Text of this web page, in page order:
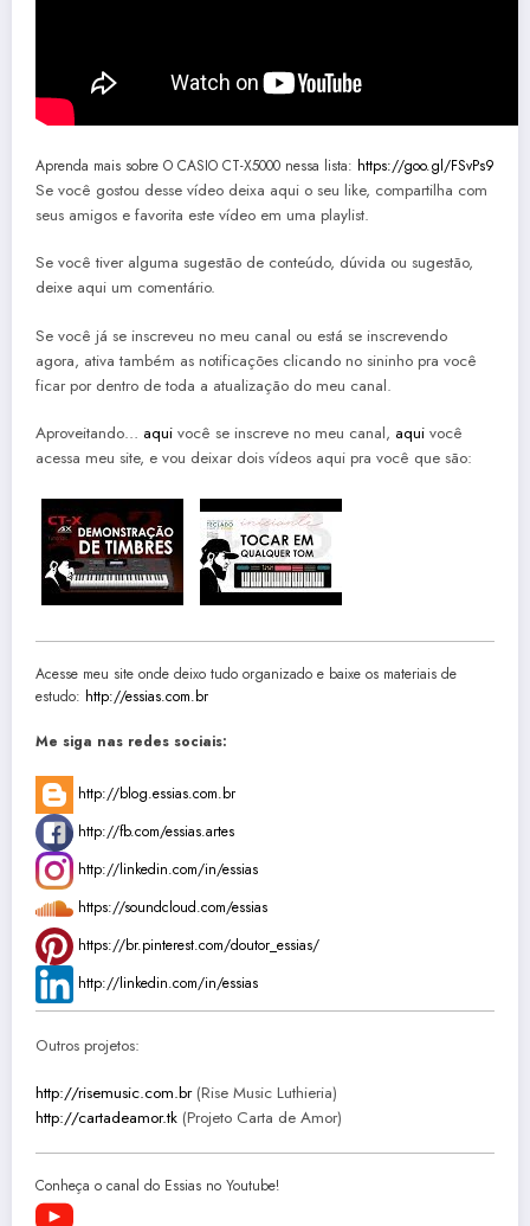
Aprenda mais sobre O CASIO CT-X5000 nessa lista: https://goo.gl/FSvPs9
Se você gostou desse vídeo deixa aqui o seu like, compartilha com
seus amigos e favorita este vídeo em uma playlist.
Se você tiver alguma sugestão de conteúdo, dúvida ou sugestão,
deixe aqui um comentário.
Se você já se inscreveu no meu canal ou está se inscrevendo
agora, ativa também as notificações clicando no sininho pra você
ficar por dentro de toda a atualização do meu canal.
Aproveitando… aqui você se inscreve no meu canal, aqui você
acessa meu site, e vou deixar dois vídeos aqui pra você que são:
Acesse meu site onde deixo tudo organizado e baixe os materiais de
estudo: http://essias.com.br
Me siga nas redes sociais:
http://blog.essias.com.br
http://fb.com/essias.artes
http://linkedin.com/in/essias
https://soundcloud.com/essias
https://br.pinterest.com/doutor_essias/
http://linkedin.com/in/essias
Outros projetos:
http://risemusic.com.br(Rise Music Luthieria)
http://cartadeamor.tk (Projeto Carta de Amor)
Conheça o canal do Essias no Youtube!